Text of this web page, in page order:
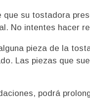
que su tostadora
No intentes hacer
pieza de la
Las piezas que
podrá